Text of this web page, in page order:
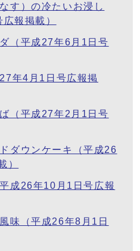
す）の冷たいお浸し
報掲載）
（平成27年6月1日号
年4月1日号広報掲
（平成27年2月1日号
ダウンケーキ（平成26
）
成26年10月1日号広報
味（平成26年8月1日